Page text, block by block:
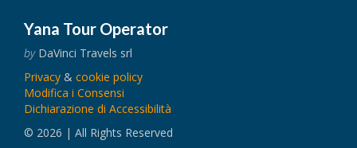
Yana Tour Operator
byDaVinci Travels srl
Privacy & cookie policy
Modifica i Consensi
Dichiarazione di Accessibilità
© 2026 | All Rights Reserved